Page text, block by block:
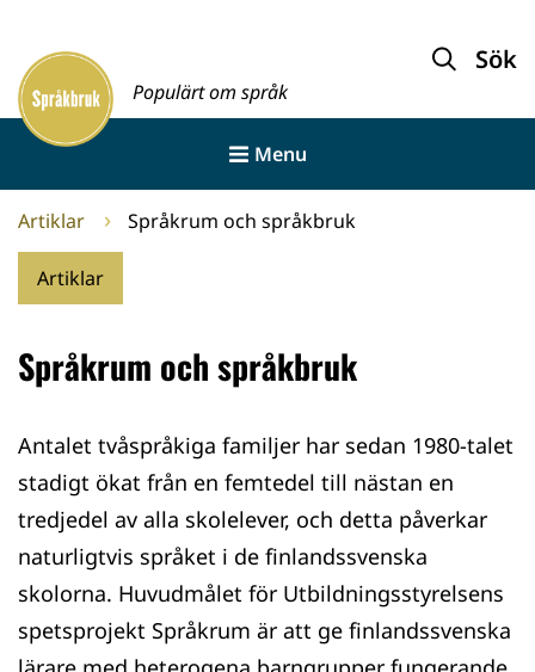
innehållet
Framsida
Populärt om språk
Sök
Menu
Artiklar Språkrum och språkbruk
Artiklar
Språkrum och språkbruk
Antalet tvåspråkiga familjer har sedan 1980-talet
stadigt ökat från en femtedel till nästan en
tredjedel av alla skolelever, och detta påverkar
naturligtvis språket i de finlandssvenska
skolorna. Huvudmålet för Utbildningsstyrelsens
spetsprojekt Språkrum är att ge finlandssvenska